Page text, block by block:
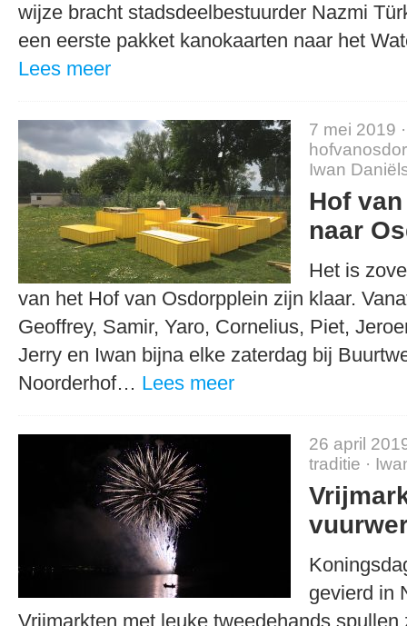
wijze bracht stadsdeelbestuurder Nazmi
een eerste pakket kanokaarten naar het
Lees meer
7 mei 2019
Iwan
Hof
naar
Het is
van het Hof van Osdorpplein zijn klaar.
Geoffrey, Samir, Yaro, Cornelius, Piet,
Jerry en Iwan bijna elke zaterdag bij
Noorderhof… Lees meer
26 april
traditie ·
gevierd in
Vrijmarkten met leuke tweedehands spullen